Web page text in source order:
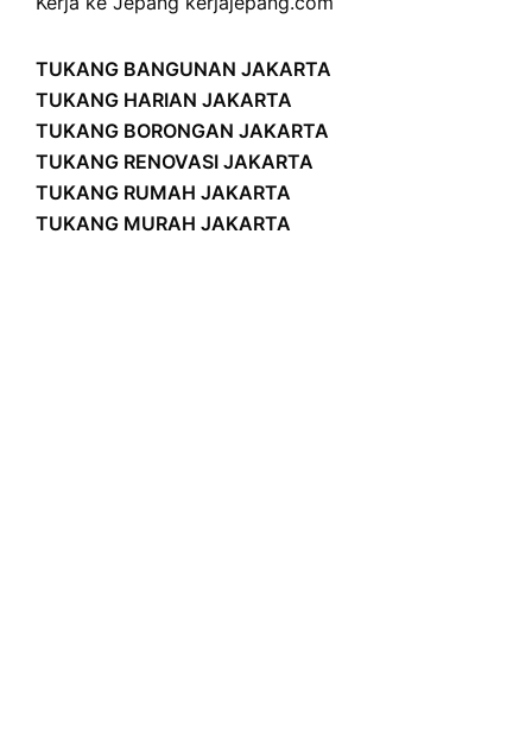
TUKANG BANGUNAN JAKARTA
TUKANG HARIAN JAKARTA
TUKANG BORONGAN JAKARTA
TUKANG RENOVASI JAKARTA
TUKANG RUMAH JAKARTA
TUKANG MURAH JAKARTA